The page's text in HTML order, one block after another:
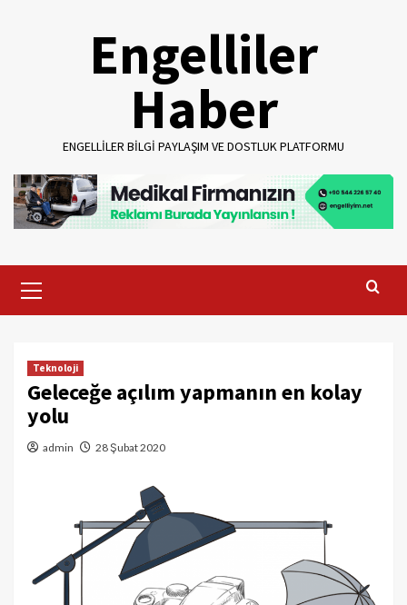
Engelliler
Haber
ENGELLILER BILGI PAYLAŞIM VE DOSTLUK PLATFORMU
Menu
Teknoloji
Geleceğe açılım yapmanın en kolay
yolu
admin 28 Şubat 2020